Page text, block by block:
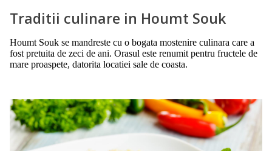
Traditii culinare in Houmt Souk
Houmt Souk se mandreste cu o bogata mostenire culinara care a
fost pretuita de zeci de ani. Orasul este renumit pentru fructele de
mare proaspete, datorita locatiei sale de coasta.